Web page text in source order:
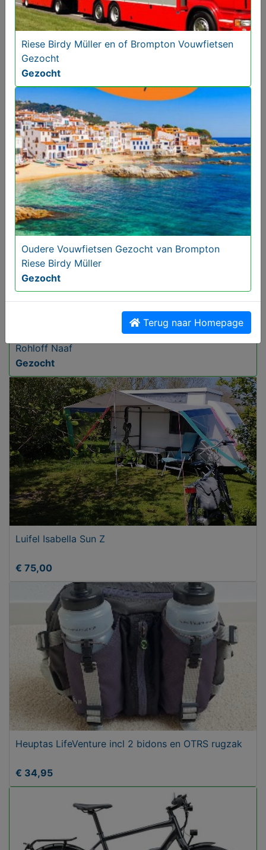
Brompton en of Riese Birdy Müller Vouwfietsen
Gezocht
Gezocht
Brompton Vouwfietsen Gezocht met of zonder
Rohloff Naaf
Gezocht
Luifel Isabella Sun Z
€ 75,00
Heuptas LifeVenture incl 2 bidons en OTRS rugzak
€ 34,95
Riese Birdy Müller en of Brompton Vouwfietsen
Gezocht
Gezocht
Oudere Vouwfietsen Gezocht van Brompton
Riese Birdy Müller
Gezocht
Terug naar Homepage